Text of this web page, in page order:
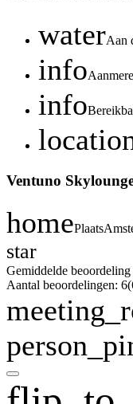
waterAan
info
info
Ventuno
homePlaats
star
Gemiddelde
Aantal beoordelingen: 6